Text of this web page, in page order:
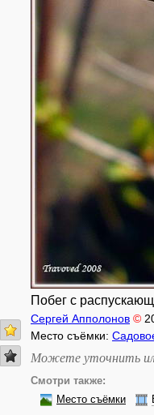
Побег с
Сергей Апполонов ©
Место съёмки:
Можете уточнить
Смотри также:
Место съёмки